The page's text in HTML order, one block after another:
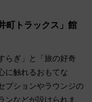
町トラックス」館
らぎ」と「旅の好奇
に触れるおもてな
プションやラウンジの
ンなどが設けられま